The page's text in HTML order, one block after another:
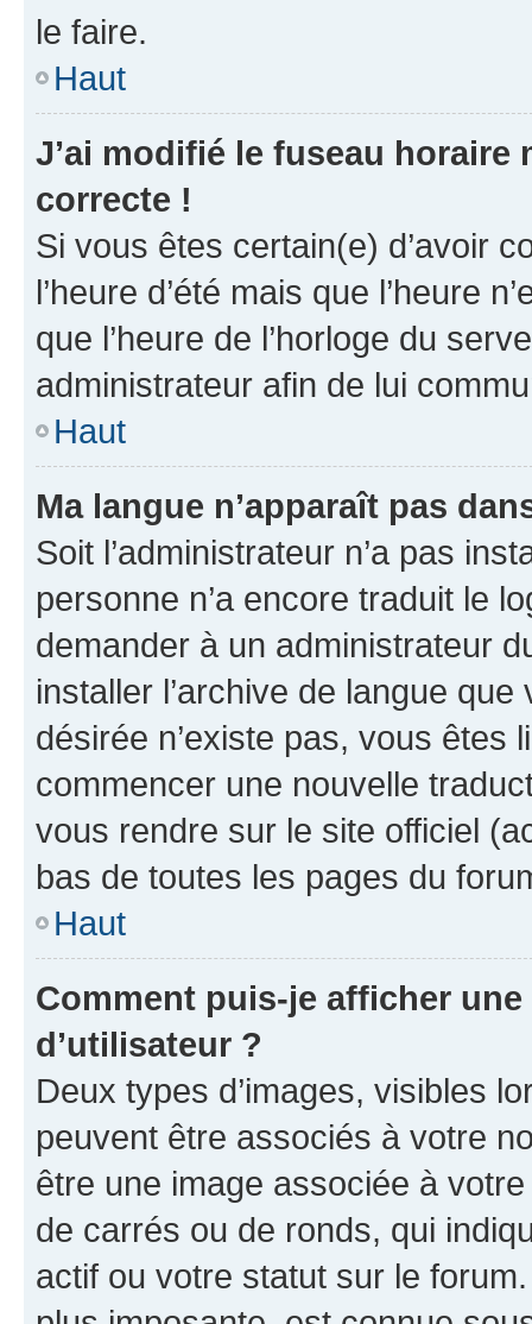
le faire.
Haut
J’ai modifié le fuseau horaire
correcte !
Si vous êtes certain(e) d’avoir
l’heure d’été mais que l’heure
que l’heure de l’horloge du
administrateur afin de lui
Haut
Ma langue n’apparaît pas
Soit l’administrateur n’a pas
personne n’a encore traduit le
demander à un administrateur
installer l’archive de langue
désirée n’existe pas, vous êtes
commencer une nouvelle
vous rendre sur le site officiel
bas de toutes les pages du
Haut
Comment puis-je afficher
d’utilisateur ?
Deux types d’images, visibles
peuvent être associés à votre
être une image associée à
de carrés ou de ronds, qui
actif ou votre statut sur le